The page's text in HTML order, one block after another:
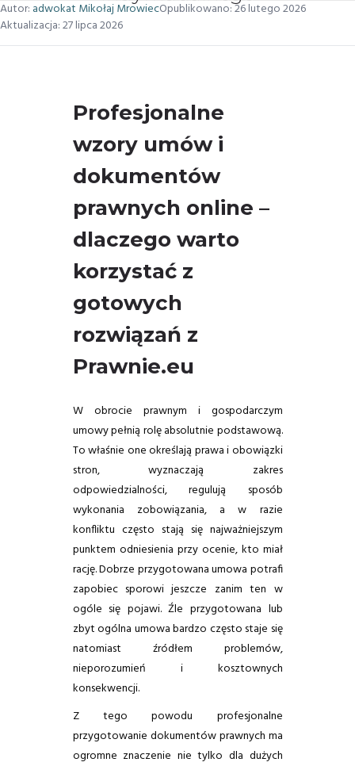
Autor: adwokat Mikołaj MrowiecOpublikowano:26 lutego 2026
Aktualizacja:27 lipca 2026
Profesjonalne
wzory umów i
dokumentów
prawnych online –
dlaczego warto
korzystać z
gotowych
rozwiązań z
Prawnie.eu
W obrocie prawnym i gospodarczym
umowy pełnią rolę absolutnie podstawową.
To właśnie one określają prawa i obowiązki
stron, wyznaczają zakres
odpowiedzialności, regulują sposób
wykonania zobowiązania, a w razie
konfliktu często stają się najważniejszym
punktem odniesienia przy ocenie, kto miał
rację. Dobrze przygotowana umowa potrafi
zapobiec sporowi jeszcze zanim ten w
ogóle się pojawi. Źle przygotowana lub
zbyt ogólna umowa bardzo często staje się
natomiast źródłem problemów,
nieporozumień i kosztownych
konsekwencji.
Z tego powodu profesjonalne
przygotowanie dokumentów prawnych ma
ogromne znaczenie nie tylko dla dużych